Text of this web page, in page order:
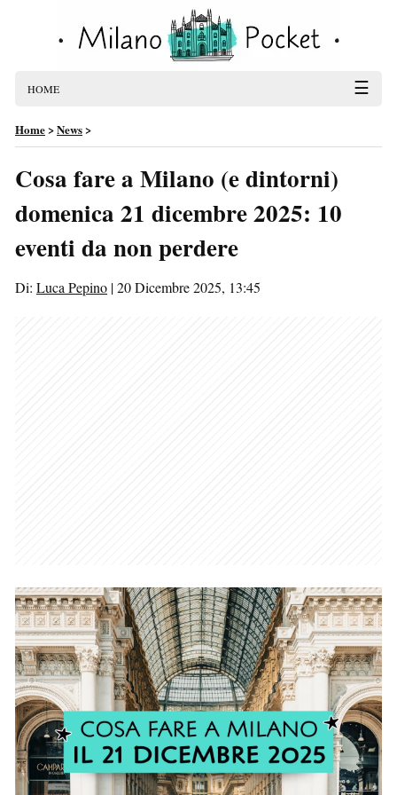
HOME ☰
Home>News>
Cosa fare a Milano (e dintorni)
domenica 21 dicembre 2025: 10
eventi da non perdere
Di: Luca Pepino |20 Dicembre 2025, 13:45